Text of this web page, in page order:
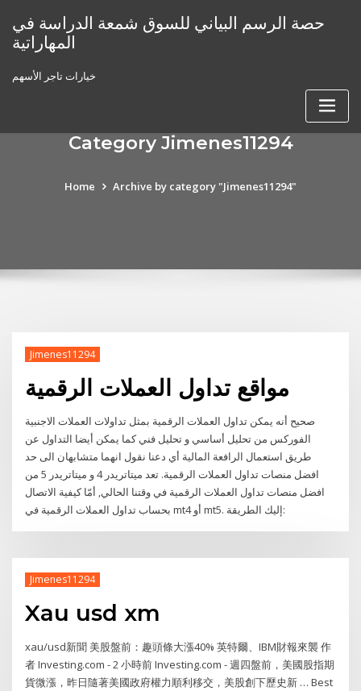
content
حصة الرسم البياني للسوق شمعة الدراسة في
المهاراتية
خيارات تاجر الأسهم
Category Jimenes11294
Home Archive by category "Jimenes11294"
Jimenes11294
مواقع تداول العملات الرقمية
صحيح أنه يمكن تداول العملات الرقمية بمثل تداولات العملات الاجنبية
الفوركس من تحليل أساسي و تحليل فني كما يمكن أيضا التداول عن
طريق استعمال الرافعة المالية أي دعنا نقول انهما متشابهان الى حد
افضل منصات تداول العملات الرقمية. تعد ميتاتريدر 4 و ميتاتريدر 5 من
افضل منصات تداول العملات الرقمية في وقتنا الحالي, أمّا كيفية الاتصال
بحساب تداول العملات الرقمية في mt4 أو mt5. إليك الطريقة:
Jimenes11294
Xau usd xm
xau/usd新聞 美股盤前：趣頭條大漲40% 英特爾、IBM財報來襲 作
者 Investing.com - 2 小時前 Investing.com - 週四盤前，美國股指期
貨微漲，昨日隨著美國政府權力順利移交，美股創下歷史新 … Best